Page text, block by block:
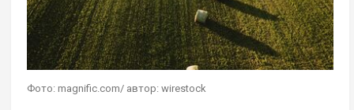
Фото: magnific.com/ автор: wirestock